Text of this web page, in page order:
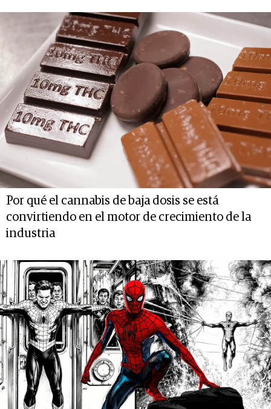
Por qué el cannabis de baja dosis se está
convirtiendo en el motor de crecimiento de la
industria